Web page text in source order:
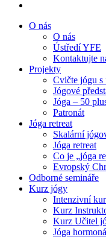
O nás
O nás
Ústředí YFE
Kontaktujte
Projekty
Cvičte jógu s
Jógové
Jóga – 50
Patronát
Jóga retreat
Skalární
Jóga retreat
Co je „jóga
Evropský
Odborné semináře
Kurz jógy
Intenzivní
Kurz
Kurz Učitel
Jóga